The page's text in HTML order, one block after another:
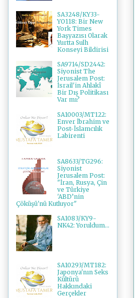
SA3248/KY33-
YO118: Bir New
York Times
Başyazısı Olarak
Yurtta Sulh
Konseyi Bildirisi
SA9714/SD2442:
Siyonist The
Jerusalem Post:
İsrail'in Ahlakî
Bir Dış Politikası
Var mı?
SA10003/MT122:
Enver İbrahim ve
Post-İslamcılık
Labirenti
SA8633/TG296:
Siyonist
Jerusalem Post:
"İran, Rusya, Çin
ve Türkiye
'ABD’nin
Çöküşü'nü Kutluyor"
SA1083/KY9-
NK42: Yoruldum...
SA10293/MT182:
Japonya'nın Seks
Kültürü
Hakkındaki
Gerçekler